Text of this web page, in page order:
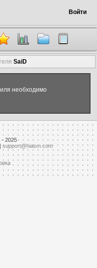
Войти
SaiD
необходимо
- 2025
support@hiasm.com